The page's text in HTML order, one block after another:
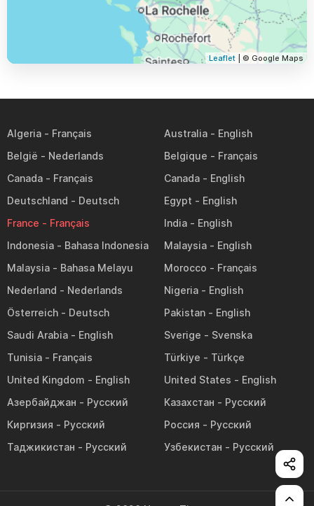
Leaflet | © Google Maps
Algeria
Australia
België
Belgique
Canada
Canada
Deutschland
Egypt
France
India
Indonesia
Malaysia
Malaysia
Morocco
Nederland
Nigeria
Österreich
Pakistan
Saudi Arabia
Sverige
Tunisia
Türkiye
United Kingdom
United States
Азербайджан
Казахстан
Киргизия
Россия
Таджикистан
Узбекистан